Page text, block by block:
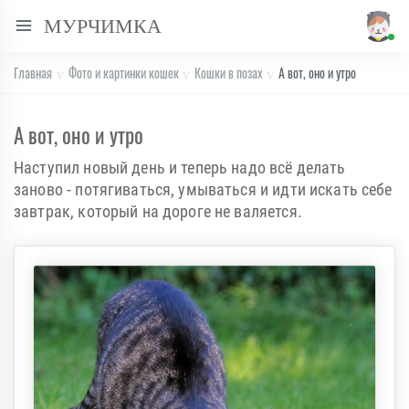
МУРЧИМКА
Главная Фото и картинки кошек Кошки в позах А вот, оно и утро
А вот, оно и утро
Наступил новый день и теперь надо всё делать
заново - потягиваться, умываться и идти искать себе
завтрак, который на дороге не валяется.